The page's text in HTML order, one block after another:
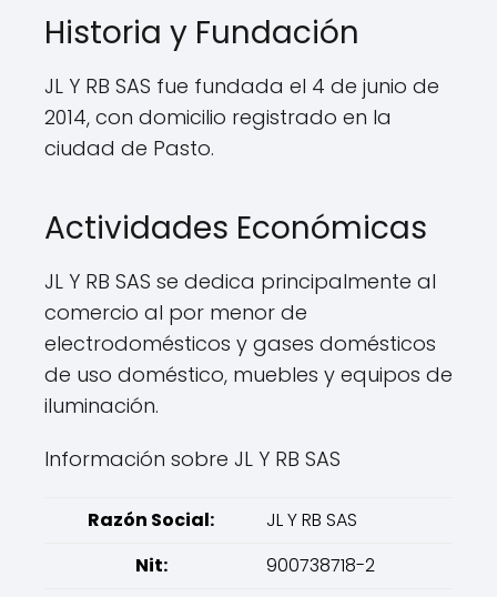
Historia y Fundación
JL Y RB SAS fue fundada el 4 de junio de
2014, con domicilio registrado en la
ciudad de Pasto.
Actividades Económicas
JL Y RB SAS se dedica principalmente al
comercio al por menor de
electrodomésticos y gases domésticos
de uso doméstico, muebles y equipos de
iluminación.
Información sobre JL Y RB SAS
Razón Social:
JL Y RB SAS
Nit:
900738718-2